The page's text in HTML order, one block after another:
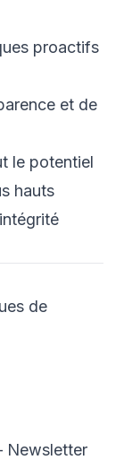
proactifs
et de
le potentiel
hauts
de
Newsletter